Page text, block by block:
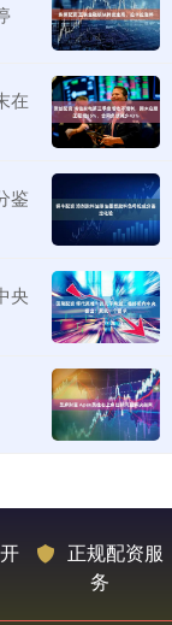
在
鉴
央
正规配资服
务